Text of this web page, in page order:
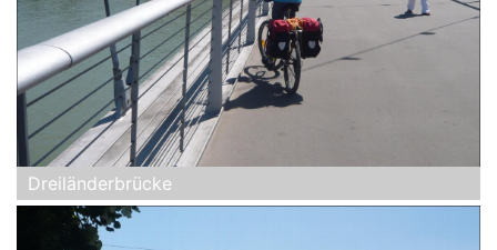
Dreiländerbrücke